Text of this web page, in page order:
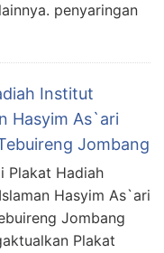
penyaringan
Institut
Hasyim As`ari
Jombang
Plakat Hadiah
Hasyim As`ari
Jombang
Plakat